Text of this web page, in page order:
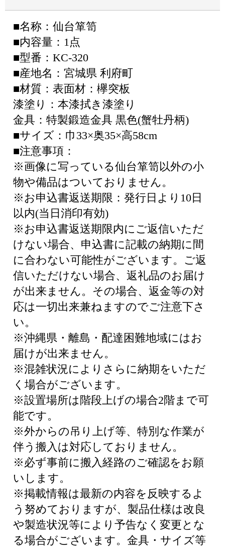
■名称：仙台箪笥
■内容量：1点
■型番：KC-320
■産地名：宮城県 利府町
■材質：表面材：欅突板
漆塗り：本漆拭き漆塗り
金具：特製鍛造金具 黒色(蟹牡丹柄)
■サイズ：巾33×奥35×高58cm
■注意事項：
※画像に写っている仙台箪笥以外の小
物や備品はついておりません。
※お申込書返送期限：発行日より10日
以内(当日消印有効)
※お申込書返送期限内にご返信いただ
けない場合、申込書に記載の納期に間
に合わない可能性がございます。ご返
信いただけない場合、返礼品のお届け
が出来ません。その場合、返金等の対
応は一切出来兼ねますのでご注意下さ
い。
※沖縄県・離島・配達困難地域にはお
届けが出来ません。
※混雑状況によりさらに納期をいただ
く場合がございます。
※設置場所は階段上げの場合2階まで可
能です。
※外からの吊り上げ等、特別な作業が
伴う搬入は対応しておりません。
※必ず事前に搬入経路のご確認をお願
いします。
※掲載情報は最新の内容を反映するよ
う努めておりますが、製品仕様は改良
や製造状況等により予告なく変更とな
る場合がございます。金具・サイズ等